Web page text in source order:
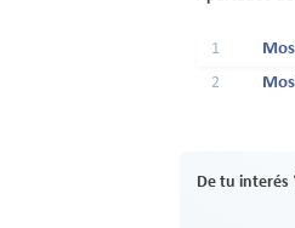
1
2
De tu interés